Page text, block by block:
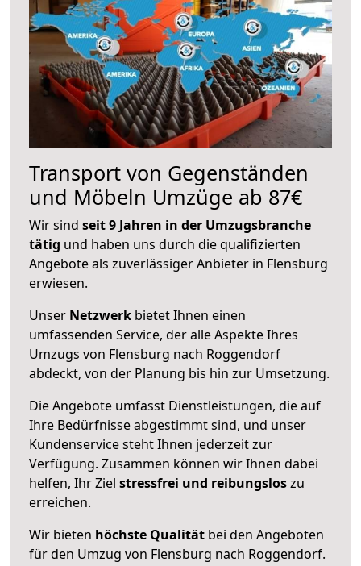
Transport von Gegenständen
und Möbeln Umzüge ab 87€
Wir sind seit 9 Jahren in der Umzugsbranche
tätig und haben uns durch die qualifizierten
Angebote als zuverlässiger Anbieter in Flensburg
erwiesen.
Unser Netzwerk bietet Ihnen einen
umfassenden Service, der alle Aspekte Ihres
Umzugs von Flensburg nach Roggendorf
abdeckt, von der Planung bis hin zur Umsetzung.
Die Angebote umfasst Dienstleistungen, die auf
Ihre Bedürfnisse abgestimmt sind, und unser
Kundenservice steht Ihnen jederzeit zur
Verfügung. Zusammen können wir Ihnen dabei
helfen, Ihr Ziel stressfrei und reibungsloszu
erreichen.
Wir bieten höchste Qualität bei den Angeboten
für den Umzug von Flensburg nach Roggendorf.